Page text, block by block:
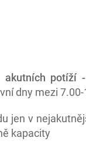
akutních potíží -
dny mezi
jen v
kapacity